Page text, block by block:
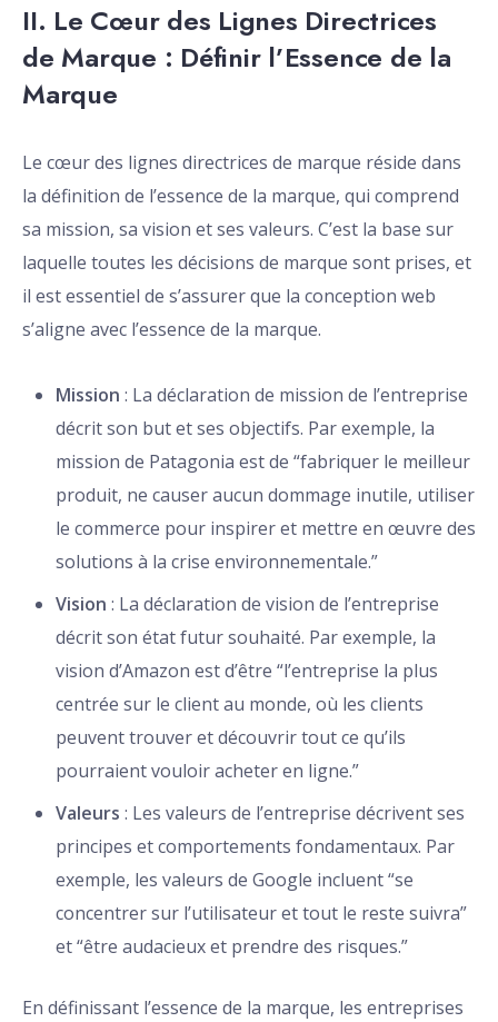
II. Le Cœur des Lignes Directrices
de Marque : Définir l’Essence de la
Marque
Le cœur des lignes directrices de marque réside dans
la définition de l’essence de la marque, qui comprend
sa mission, sa vision et ses valeurs. C’est la base sur
laquelle toutes les décisions de marque sont prises, et
il est essentiel de s’assurer que la conception web
s’aligne avec l’essence de la marque.
Mission : La déclaration de mission de l’entreprise
décrit son but et ses objectifs. Par exemple, la
mission de Patagonia est de “fabriquer le meilleur
produit, ne causer aucun dommage inutile, utiliser
le commerce pour inspirer et mettre en œuvre des
solutions à la crise environnementale.”
Vision : La déclaration de vision de l’entreprise
décrit son état futur souhaité. Par exemple, la
vision d’Amazon est d’être “l’entreprise la plus
centrée sur le client au monde, où les clients
peuvent trouver et découvrir tout ce qu’ils
pourraient vouloir acheter en ligne.”
Valeurs : Les valeurs de l’entreprise décrivent ses
principes et comportements fondamentaux. Par
exemple, les valeurs de Google incluent “se
concentrer sur l’utilisateur et tout le reste suivra”
et “être audacieux et prendre des risques.”
En définissant l’essence de la marque, les entreprises